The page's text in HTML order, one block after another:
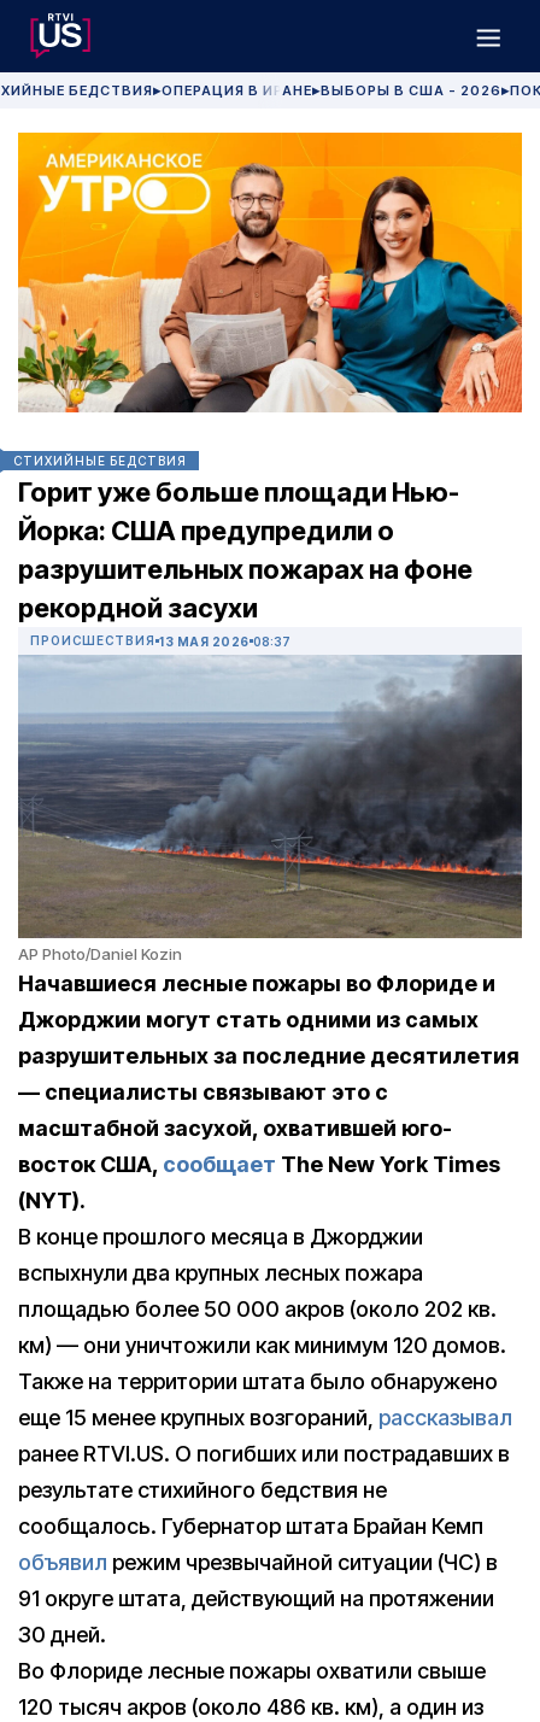
БЕДСТВИЯ▶ОПЕРАЦИЯ В ИРАНЕ▶ВЫБОРЫ В США - 2026 ▶
СТИХИЙНЫЕ БЕДСТВИЯ
Горит уже больше площади Нью-
Йорка: США предупредили о
разрушительных пожарах на фоне
рекордной засухи
ПРОИСШЕСТВИЯ 13 МАЯ 2026 08:37
AP Photo/Daniel Kozin
Начавшиеся лесные пожары во Флориде и
Джорджии могут стать одними из самых
разрушительных за последние десятилетия
— специалисты связывают это с
масштабной засухой, охватившей юго-
восток США, сообщает The New York Times
(NYT).
В конце прошлого месяца в Джорджии
вспыхнули два крупных лесных пожара
площадью более 50 000 акров (около 202 кв.
км) — они уничтожили как минимум 120 домов.
Также на территории штата было обнаружено
еще 15 менее крупных возгораний, рассказывал
ранее RTVI.US. О погибших или пострадавших в
результате стихийного бедствия не
сообщалось. Губернатор штата Брайан Кемп
объявил режим чрезвычайной ситуации (ЧС) в
91 округе штата, действующий на протяжении
30 дней.
Во Флориде лесные пожары охватили свыше
120 тысяч акров (около 486 кв. км), а один из